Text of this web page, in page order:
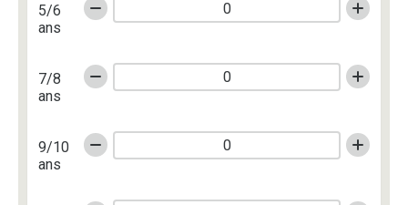
5/6
ans
7/8
ans
9/10
ans